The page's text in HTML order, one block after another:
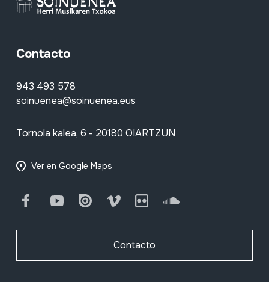
Contacto
943 493 578
soinuenea@soinuenea.eus
Tornola kalea, 6 - 20180 OIARTZUN
Ver en Google Maps
FacebookYoutube Issuu Vimeo Flickr SoundCloud
Contacto